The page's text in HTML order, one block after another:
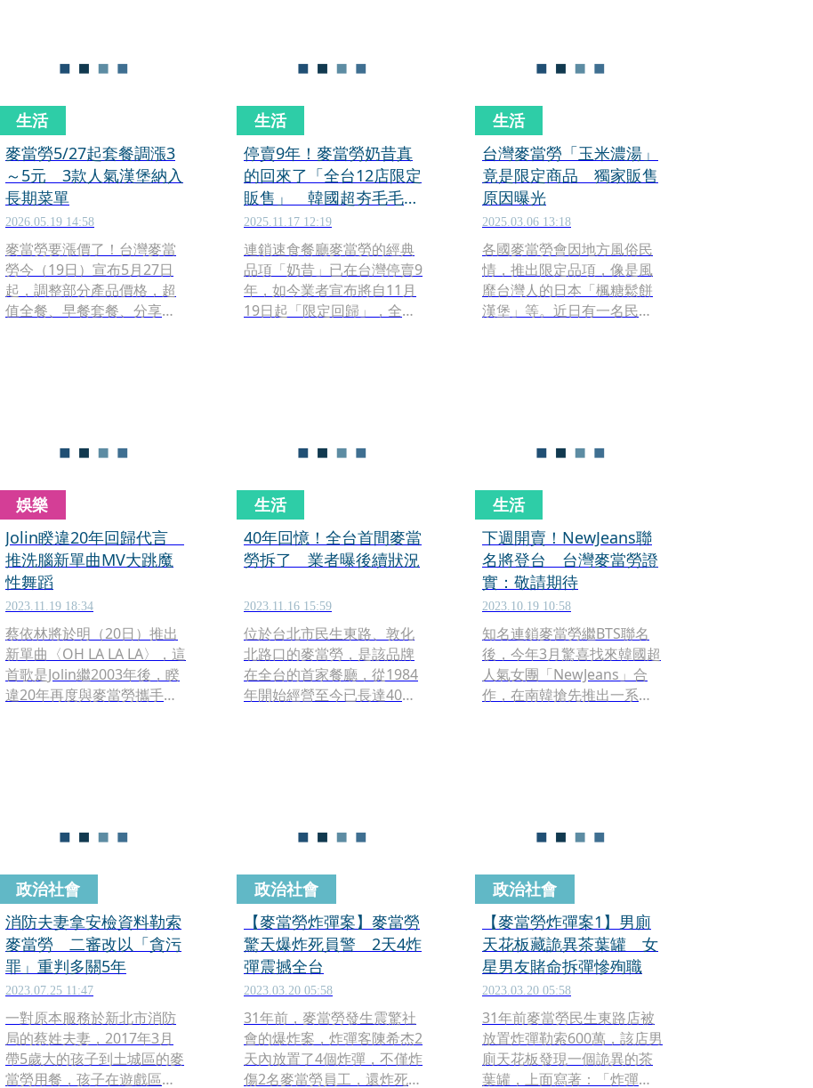
生活
麥當勞5/27起套餐調漲3
～5元 3款人氣漢堡納入
長期菜單
2026.05.19 14:58
麥當勞要漲價了！台灣麥當
勞今（19日）宣布5月27日
起，調整部分產品價格，超
值全餐、早餐套餐、分享
生活
停賣9年！麥當勞奶昔真
的回來了「全台12店限定
販售」 韓國超夯毛毛包
也買得到
2025.11.17 12:19
連鎖速食餐廳麥當勞的經典
品項「奶昔」已在台灣停賣9
年，如今業者宣布將自11月
19日起「限定回歸」，全台
生活
台灣麥當勞「玉米濃湯」
竟是限定商品 獨家販售
原因曝光
2025.03.06 13:18
各國麥當勞會因地方風俗民
情，推出限定品項，像是風
靡台灣人的日本「楓糖鬆餅
漢堡」等。近日有一名民眾
則要回溯到1978年1關鍵原
娛樂
Jolin睽違20年回歸代言
推洗腦新單曲MV大跳魔
性舞蹈
2023.11.19 18:34
蔡依林將於明（20日）推出
新單曲〈OH LA LA LA〉，這
首歌是Jolin繼2003年後，睽
違20年再度與麥當勞攜手合
生活
40年回憶！全台首間麥當
勞拆了 業者曝後續狀況
2023.11.16 15:59
位於台北市民生東路、敦化
北路口的麥當勞，是該品牌
在全台的首家餐廳，從1984
年開始經營至今已長達40
底前將會恢復營業。
生活
下週開賣！NewJeans聯
名將登台 台灣麥當勞證
實：敬請期待
2023.10.19 10:58
知名連鎖麥當勞繼BTS聯名
後，今年3月驚喜找來韓國超
人氣女團「NewJeans」合
作，在南韓搶先推出一系列
政治社會
消防夫妻拿安檢資料勒索
麥當勞 二審改以「貪污
罪」重判多關5年
2023.07.25 11:47
一對原本服務於新北市消防
局的蔡姓夫妻，2017年3月
帶5歲大的孩子到土城區的麥
當勞用餐，孩子在遊戲區不
政治社會
【麥當勞炸彈案】麥當勞
驚天爆炸死員警 2天4炸
彈震撼全台
2023.03.20 05:58
31年前，麥當勞發生震驚社
會的爆炸案，炸彈客陳希杰2
天內放置了4個炸彈，不僅炸
傷2名麥當勞員工，還炸死拆
政治社會
【麥當勞炸彈案1】男廁
天花板藏詭異茶葉罐 女
星男友賭命拆彈慘殉職
2023.03.20 05:58
31年前麥當勞民生東路店被
放置炸彈勒索600萬，該店男
廁天花板發現一個詭異的茶
葉罐，上面寫著：「炸彈勿